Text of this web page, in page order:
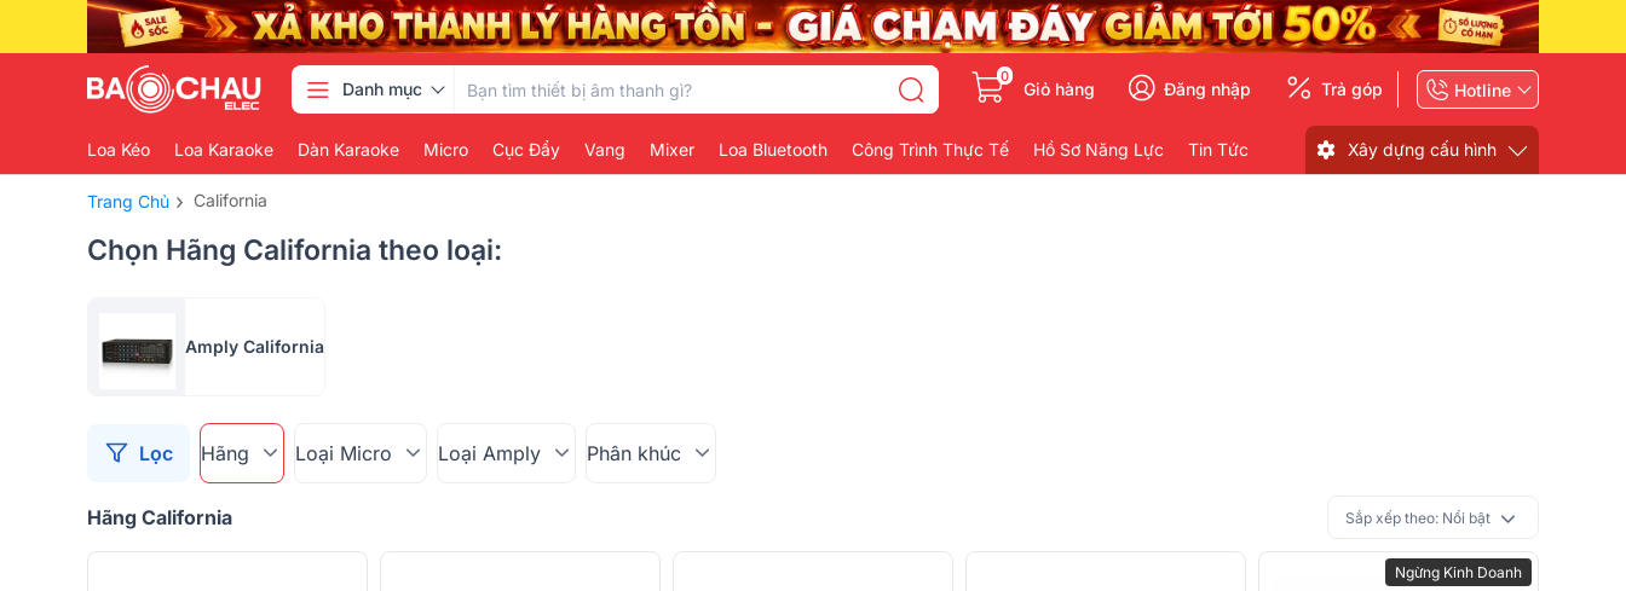
Danh mục
0
Giỏ hàng Đăng nhập Trả góp Hotline
Loa Kéo Loa Karaoke Dàn Karaoke Micro Cục Đẩy Vang Mixer Loa Bluetooth Công Trình Thực Tế Hồ Sơ Năng Lực Tin Tức Xây dựng cấu hình
Trang Chủ › California
Chọn Hãng California theo loại:
Amply California
Lọc Hãng Loại Micro Loại Amply Phân khúc
Hãng California Sắp xếp theo: Nổi bật
Ngừng Kinh Doanh